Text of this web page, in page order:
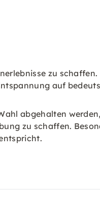
zu
auf
abgehalten
zu schaffen.